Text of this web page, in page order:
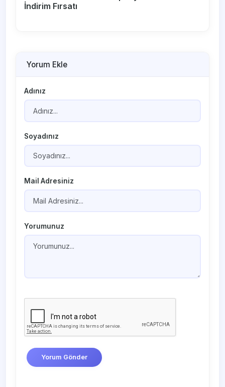
İndirim Fırsatı
Yorum Ekle
Adınız
Soyadınız
Mail Adresiniz
Yorumunuz
Yorum Gönder